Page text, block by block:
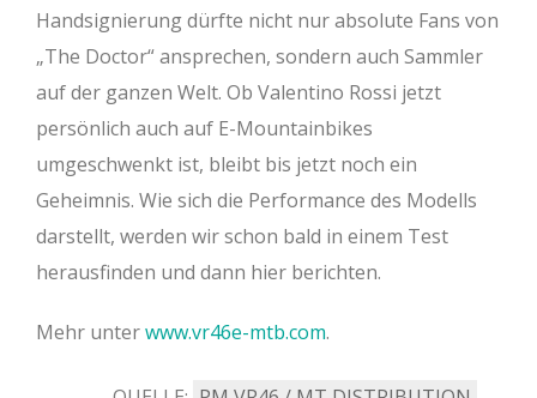
Handsignierung dürfte nicht nur absolute Fans von
„The Doctor“ ansprechen, sondern auch Sammler
auf der ganzen Welt. Ob Valentino Rossi jetzt
persönlich auch auf E-Mountainbikes
umgeschwenkt ist, bleibt bis jetzt noch ein
Geheimnis. Wie sich die Performance des Modells
darstellt, werden wir schon bald in einem Test
herausfinden und dann hier berichten.
Mehr unterwww.vr46e-mtb.com.